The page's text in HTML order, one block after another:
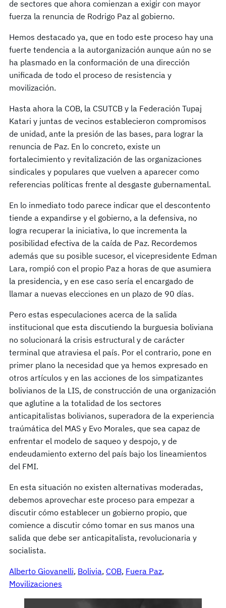
de sectores que ahora comienzan a exigir con mayor
fuerza la renuncia de Rodrigo Paz al gobierno.
Hemos destacado ya, que en todo este proceso hay una
fuerte tendencia a la autorganización aunque aún no se
ha plasmado en la conformación de una dirección
unificada de todo el proceso de resistencia y
movilización.
Hasta ahora la COB, la CSUTCB y la Federación Tupaj
Katari y juntas de vecinos establecieron compromisos
de unidad, ante la presión de las bases, para lograr la
renuncia de Paz. En lo concreto, existe un
fortalecimiento y revitalización de las organizaciones
sindicales y populares que vuelven a aparecer como
referencias políticas frente al desgaste gubernamental.
En lo inmediato todo parece indicar que el descontento
tiende a expandirse y el gobierno, a la defensiva, no
logra recuperar la iniciativa, lo que incrementa la
posibilidad efectiva de la caída de Paz. Recordemos
además que su posible sucesor, el vicepresidente Edman
Lara, rompió con el propio Paz a horas de que asumiera
la presidencia, y en ese caso sería el encargado de
llamar a nuevas elecciones en un plazo de 90 días.
Pero estas especulaciones acerca de la salida
institucional que esta discutiendo la burguesia boliviana
no solucionará la crisis estructural y de carácter
terminal que atraviesa el país. Por el contrario, pone en
primer plano la necesidad que ya hemos expresado en
otros artículos y en las acciones de los simpatizantes
bolivianos de la LIS, de construcción de una organización
que aglutine a la totalidad de los sectores
anticapitalistas bolivianos, superadora de la experiencia
traúmática del MAS y Evo Morales, que sea capaz de
enfrentar el modelo de saqueo y despojo, y de
endeudamiento externo del país bajo los lineamientos
del FMI.
En esta situación no existen alternativas moderadas,
debemos aprovechar este proceso para empezar a
discutir cómo establecer un gobierno propio, que
comience a discutir cómo tomar en sus manos una
salida que debe ser anticapitalista, revolucionaria y
socialista.
Alberto Giovanelli, Bolivia, COB, Fuera Paz
Movilizaciones